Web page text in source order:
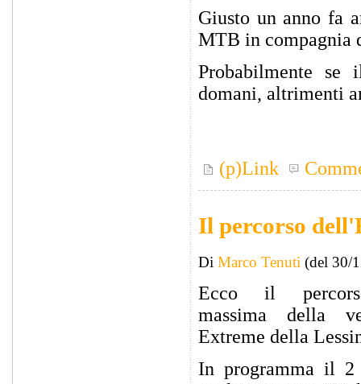
Giusto un anno fa
MTB in compagnia
Probabilmente
domani, altrimenti
(p)Link
Il percorso
Di Marco Tenuti (del 30/
Ecco il
massima della
Extreme della
In programma il 2